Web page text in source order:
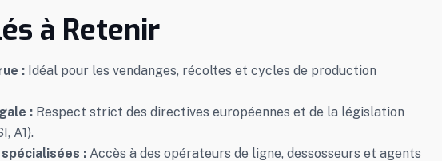
à Retenir
: Idéal pour les vendanges, récoltes et cycles de production
: Respect strict des directives européennes et de la législation
A1).
: Accès à des opérateurs de ligne, dessosseurs et agents